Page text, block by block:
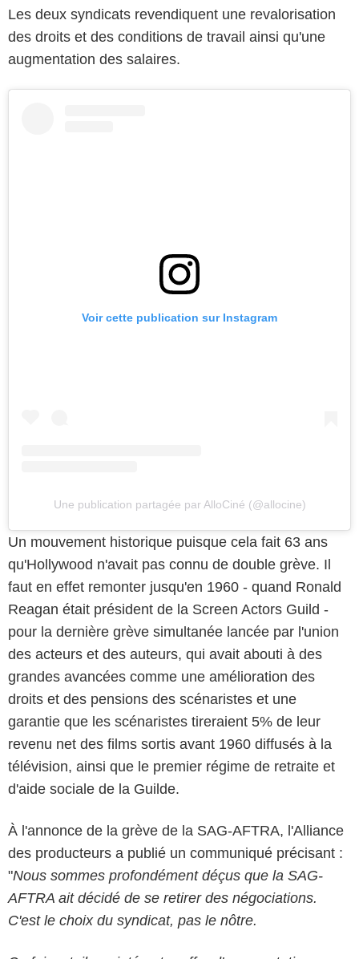
Les deux syndicats revendiquent une revalorisation
des droits et des conditions de travail ainsi qu'une
augmentation des salaires.
Voir cette publication sur Instagram
Une publication partagée par AlloCiné (@allocine)
Un mouvement historique puisque cela fait 63 ans
qu'Hollywood n'avait pas connu de double grève. Il
faut en effet remonter jusqu'en 1960 - quand Ronald
Reagan était président de la Screen Actors Guild -
pour la dernière grève simultanée lancée par l'union
des acteurs et des auteurs, qui avait abouti à des
grandes avancées comme une amélioration des
droits et des pensions des scénaristes et une
garantie que les scénaristes tireraient 5% de leur
revenu net des films sortis avant 1960 diffusés à la
télévision, ainsi que le premier régime de retraite et
d'aide sociale de la Guilde.
À l'annonce de la grève de la SAG-AFTRA, l'Alliance
des producteurs a publié un communiqué précisant :
"Nous sommes profondément déçus que la SAG-
AFTRA ait décidé de se retirer des négociations.
C'est le choix du syndicat, pas le nôtre.